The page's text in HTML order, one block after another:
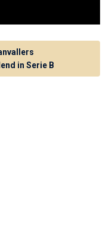
in Serie B